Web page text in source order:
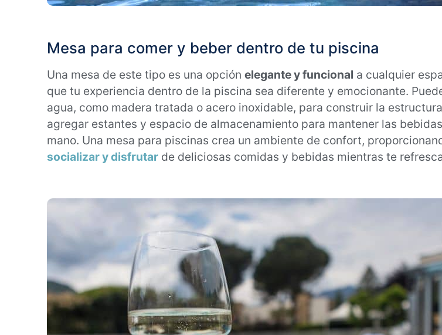
Mesa para comer y beber dentro de tu piscina
Una mesa de este tipo es una opción elegante y funcional a cualquier
que tu experiencia dentro de la piscina sea diferente y emocionante.
agua, como madera tratada o acero inoxidable, para construir la
agregar estantes y espacio de almacenamiento para mantener las
mano. Una mesa para piscinas crea un ambiente de confort,
socializar y disfrutar de deliciosas comidas y bebidas mientras te